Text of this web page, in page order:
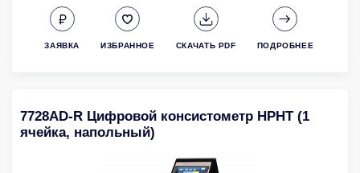
ЗАЯВКА ИЗБРАННОЕ СКАЧАТЬ PDF ПОДРОБНЕЕ
7728AD-R Цифровой консистометр HPHT (1
ячейка, напольный)